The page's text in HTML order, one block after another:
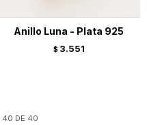
Anillo Luna - Plata 925
$ 3.551
40 DE 40